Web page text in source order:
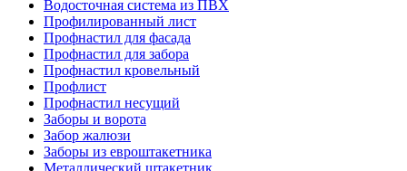
Водосточная система из ПВХ
Профилированный лист
Профнастил для фасада
Профнастил для забора
Профнастил кровельный
Профлист
Профнастил несущий
Заборы и ворота
Забор жалюзи
Заборы из евроштакетника
Металлический штакетник